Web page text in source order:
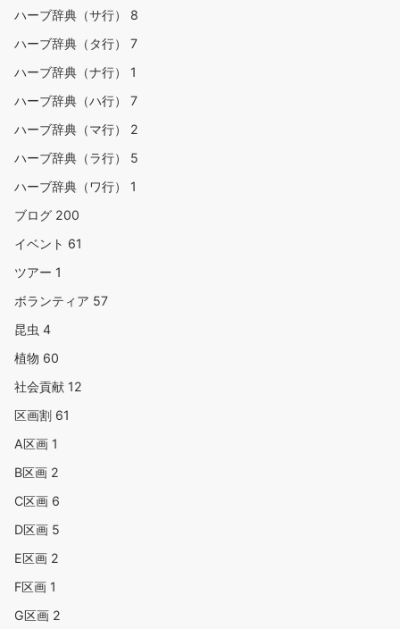
ハーブ辞典（サ行） 8
ハーブ辞典（タ行） 7
ハーブ辞典（ナ行） 1
ハーブ辞典（ハ行） 7
ハーブ辞典（マ行） 2
ハーブ辞典（ラ行） 5
ハーブ辞典（ワ行） 1
ブログ 200
イベント 61
ツアー 1
ボランティア 57
昆虫 4
植物 60
社会貢献 12
区画割 61
A区画 1
B区画 2
C区画 6
D区画 5
E区画 2
F区画 1
G区画 2